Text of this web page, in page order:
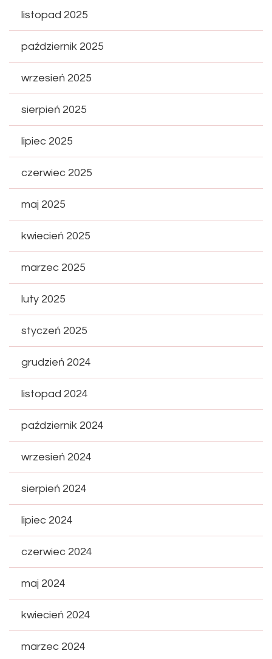
listopad 2025
październik 2025
wrzesień 2025
sierpień 2025
lipiec 2025
czerwiec 2025
maj 2025
kwiecień 2025
marzec 2025
luty 2025
styczeń 2025
grudzień 2024
listopad 2024
październik 2024
wrzesień 2024
sierpień 2024
lipiec 2024
czerwiec 2024
maj 2024
kwiecień 2024
marzec 2024